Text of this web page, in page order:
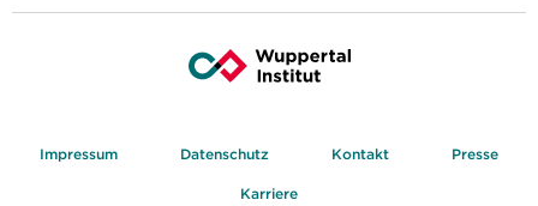
Impressum Datenschutz Kontakt Presse
Karriere